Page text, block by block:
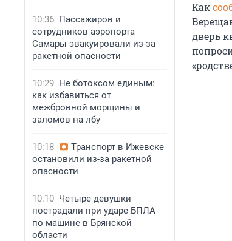
10:36 Пассажиров и
сотрудников аэропорта
Самары эвакуировали из-за
ракетной опасности
10:29 Не ботоксом единым:
как избавиться от
межбровной морщины и
заломов на лбу
10:18
Транспорт в Ижевске
остановили из-за ракетной
опасности
10:10 Четыре девушки
пострадали при ударе БПЛА
по машине в Брянской
области
Как
дверь